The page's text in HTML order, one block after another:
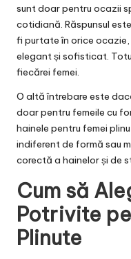
sunt doar pentru ocazii
cotidiană. Răspunsul
fi purtate în orice
elegant și sofisticat.
fiecărei femei.
O altă întrebare este
doar pentru femeile cu
hainele pentru femei
indiferent de formă sau
corectă a hainelor și de
Cum să
Potrivite
Plinute